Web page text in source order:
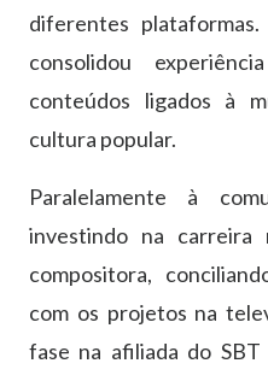
diferentes
consolidou
conteúdos ligados à
cultura popular.
Paralelamente à
investindo na carreira
compositora,
com os projetos na
fase na afiliada do SBT